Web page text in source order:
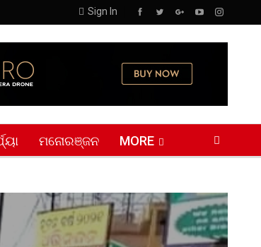
Sign In
ମନୋରଞ୍ଜନ MORE